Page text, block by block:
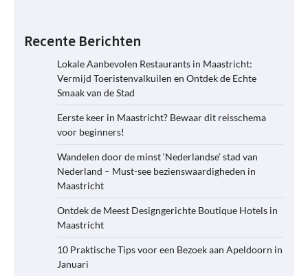
Recente Berichten
Lokale Aanbevolen Restaurants in Maastricht:
Vermijd Toeristenvalkuilen en Ontdek de Echte
Smaak van de Stad
Eerste keer in Maastricht? Bewaar dit reisschema
voor beginners!
Wandelen door de minst ‘Nederlandse’ stad van
Nederland – Must-see bezienswaardigheden in
Maastricht
Ontdek de Meest Designgerichte Boutique Hotels in
Maastricht
10 Praktische Tips voor een Bezoek aan Apeldoorn in
Januari